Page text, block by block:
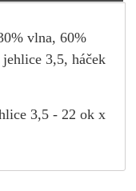
vlna, 60%
3,5, háček
3,5 - 22 ok x